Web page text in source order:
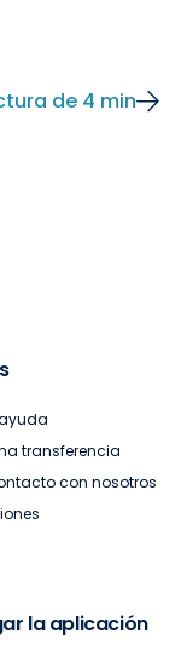
de 4 min
transferencia
con nosotros
la aplicación